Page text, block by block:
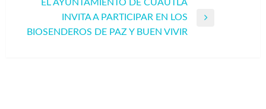
EL AYUNTAMIENTO DE CUAUTLA
INVITA A PARTICIPAR EN LOS
BIOSENDEROS DE PAZ Y BUEN VIVIR